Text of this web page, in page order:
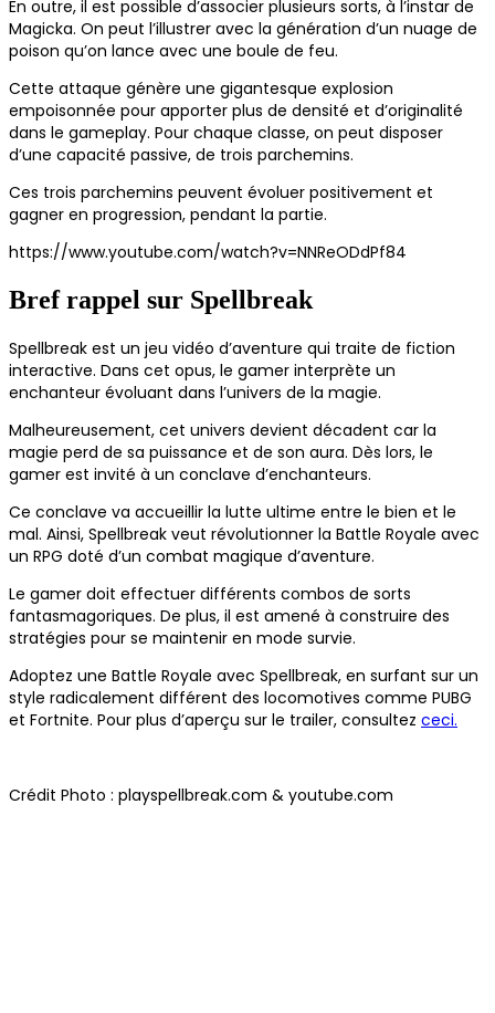
En outre, il est possible d’associer plusieurs sorts, à l’instar de
Magicka. On peut l’illustrer avec la génération d’un nuage de
poison qu’on lance avec une boule de feu.
Cette attaque génère une gigantesque explosion
empoisonnée pour apporter plus de densité et d’originalité
dans le gameplay. Pour chaque classe, on peut disposer
d’une capacité passive, de trois parchemins.
Ces trois parchemins peuvent évoluer positivement et
gagner en progression, pendant la partie.
https://www.youtube.com/watch?v=NNReODdPf84
Bref rappel sur Spellbreak
Spellbreak est un jeu vidéo d’aventure qui traite de fiction
interactive. Dans cet opus, le gamer interprète un
enchanteur évoluant dans l’univers de la magie.
Malheureusement, cet univers devient décadent car la
magie perd de sa puissance et de son aura. Dès lors, le
gamer est invité à un conclave d’enchanteurs.
Ce conclave va accueillir la lutte ultime entre le bien et le
mal. Ainsi, Spellbreak veut révolutionner la Battle Royale avec
un RPG doté d’un combat magique d’aventure.
Le gamer doit effectuer différents combos de sorts
fantasmagoriques. De plus, il est amené à construire des
stratégies pour se maintenir en mode survie.
Adoptez une Battle Royale avec Spellbreak, en surfant sur un
style radicalement différent des locomotives comme PUBG
et Fortnite. Pour plus d’aperçu sur le trailer, consultez ceci.
Crédit Photo : playspellbreak.com & youtube.com